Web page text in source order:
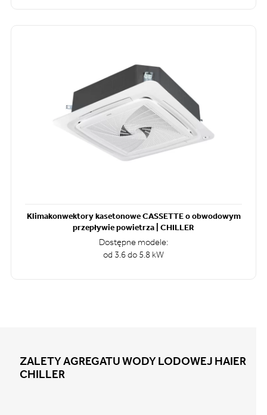
Klimakonwektory kasetonowe CASSETTE o obwodowym
przepływie powietrza | CHILLER
Dostępne modele:
od 3.6 do 5.8 kW
ZALETY AGREGATU WODY LODOWEJ HAIER
CHILLER